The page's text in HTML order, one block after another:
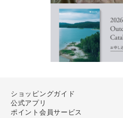
ショッピングガイド
公式アプリ
ポイント会員サービス